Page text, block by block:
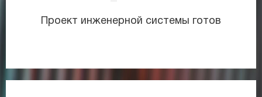
Проект инженерной системы готов